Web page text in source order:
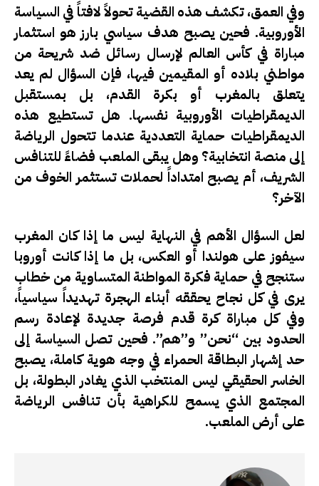
وفي العمق، تكشف هذه القضية تحولاً لافتاً في السياسة
الأوروبية. فحين يصبح هدف سياسي بارز هو استثمار
مباراة في كأس العالم لإرسال رسائل ضد شريحة من
مواطني بلاده أو المقيمين فيها، فإن السؤال لم يعد
يتعلق بالمغرب أو بكرة القدم، بل بمستقبل
الديمقراطيات الأوروبية نفسها. هل تستطيع هذه
الديمقراطيات حماية التعددية عندما تتحول الرياضة
إلى منصة انتخابية؟ وهل يبقى الملعب فضاءً للتنافس
الشريف، أم يصبح امتداداً لحملات تستثمر الخوف من
الآخر؟
لعل السؤال الأهم في النهاية ليس ما إذا كان المغرب
سيفوز على هولندا أو العكس، بل ما إذا كانت أوروبا
ستنجح في حماية فكرة المواطنة المتساوية من خطاب
يرى في كل نجاح يحققه أبناء الهجرة تهديداً سياسياً،
وفي كل مباراة كرة قدم فرصة جديدة لإعادة رسم
الحدود بين “نحن” و”هم”. فحين تصل السياسة إلى
حد إشهار البطاقة الحمراء في وجه هوية كاملة، يصبح
الخاسر الحقيقي ليس المنتخب الذي يغادر البطولة، بل
المجتمع الذي يسمح للكراهية بأن تنافس الرياضة
على أرض الملعب.